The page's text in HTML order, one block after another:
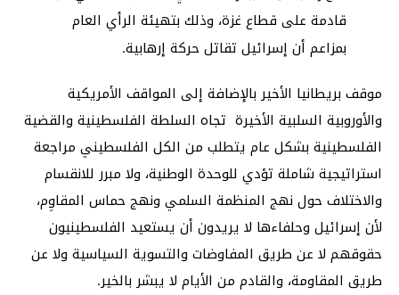
قادمة على قطاع غزة، وذلك بتهيئة الرأي العام
بمزاعم أن إسرائيل تقاتل حركة إرهابية.
موقف بريطانيا الأخير بالإضافة إلى المواقف الأمريكية
والأوروبية السلبية الأخيرة تجاه السلطة الفلسطينية والقضية
الفلسطينية بشكل عام يتطلب من الكل الفلسطيني مراجعة
استراتيجية شاملة تؤدي للوحدة الوطنية، ولا مبرر للانقسام
والاختلاف حول نهج المنظمة السلمي ونهج حماس المقاوِم،
لأن إسرائيل وحلفاءها لا يريدون أن يستعيد الفلسطينيون
حقوقهم لا عن طريق المفاوضات والتسوية السياسية ولا عن
طريق المقاومة، والقادم من الأيام لا يبشر بالخير.